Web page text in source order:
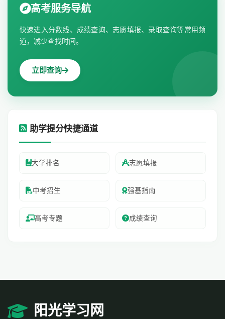
高考服务导航
快速进入分数线、成绩查询、志愿填报、录取查询等常用频
道，减少查找时间。
立即查询
助学提分快捷通道
大学排名 志愿填报
中考招生 强基指南
高考专题 成绩查询
阳光学习网